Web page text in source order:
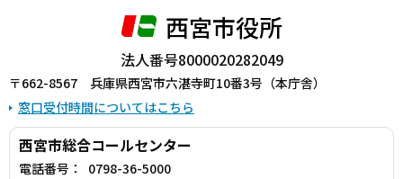
西宮市役所
法人番号8000020282049
〒662-8567 兵庫県西宮市六湛寺町10番3号（本庁舎）
窓口受付時間についてはこちら
西宮市総合コールセンター
電話番号：
0798-36-5000